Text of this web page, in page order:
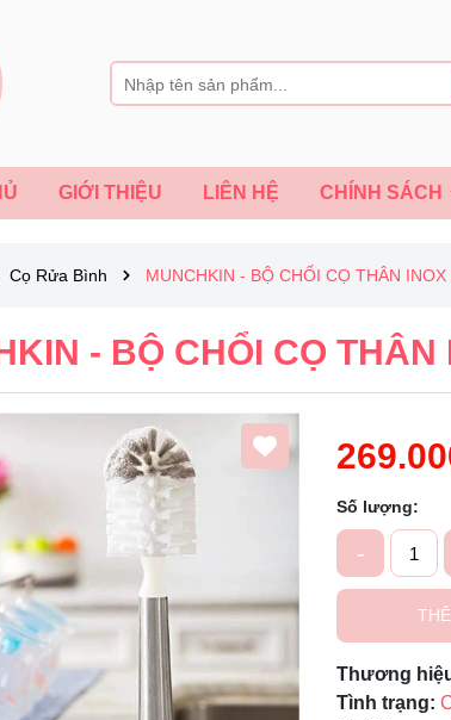
GIỚI THIỆU LIÊN HỆ CHÍNH SÁCH
Cọ Rửa Bình MUNCHKIN - BỘ CHỔI CỌ THÂN
- BỘ CHỔI CỌ THÂN
Số lượng:
-
Thương
Tình trạng: